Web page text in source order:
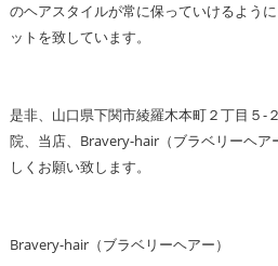
のヘアスタイルが常に保っていけるよう
ットを致しています。
是非、山口県下関市綾羅木本町２丁目５-
院、当店、Bravery-hair（ブラベリーヘア
しくお願い致します。
Bravery-hair（ブラベリーヘアー）